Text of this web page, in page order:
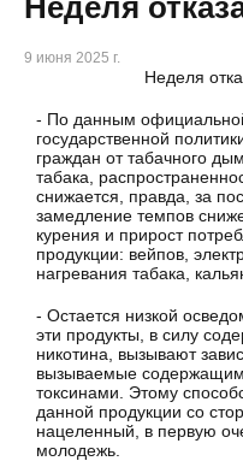
Неделя
9 июня 2025 г.
Неделя
- По данным официальной
государственной
граждан от табачного
табака,
снижается, правда, за
замедление темпов
курения и прирост
продукции: вейпов,
нагревания табака,
- Остается низкой
эти продукты, в силу
никотина, вызывают
вызываемые
токсинами. Этому
данной продукции со
нацеленный, в первую
молодежь.